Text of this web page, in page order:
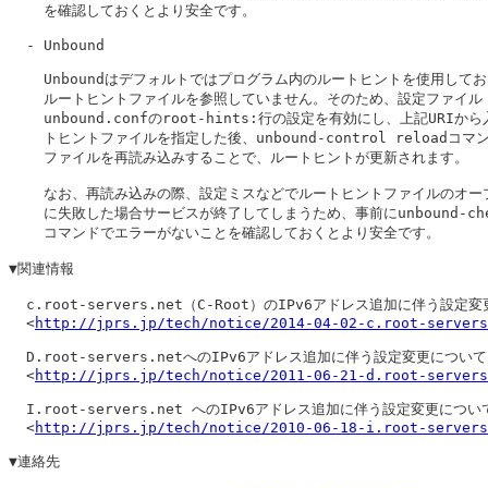
    を確認しておくとより安全です。
  - Unbound
Unboundはデフォルトではプログラム内のルートヒントを使用して
    ルートヒントファイルを参照していません。そのため、設定ファイル
unbound.confのroot-hints:行の設定を有効にし、上記URIから
トヒントファイルを指定した後、unbound-control reloadコマ
    ファイルを再読み込みすることで、ルートヒントが更新されます。
なお、再読み込みの際、設定ミスなどでルートヒントファイルのオー
に失敗した場合サービスが終了してしまうため、事前にunbound-
    コマンドでエラーがないことを確認しておくとより安全です。
▼関連情報
c.root-servers.net（C-Root）のIPv6アドレス追加に伴う設定変
  <
http://jprs.jp/tech/notice/2014-04-02-c.root-
  D.root-servers.netへのIPv6アドレス追加に伴う設定変更について
  <
http://jprs.jp/tech/notice/2011-06-21-d.root-
I.root-servers.net へのIPv6アドレス追加に伴う設定変更につい
  <
http://jprs.jp/tech/notice/2010-06-18-i.root-
▼連絡先